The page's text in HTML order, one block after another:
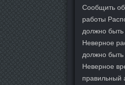
Сообщить
работы
должно быть
Неверное
должно
Неверное
правильный